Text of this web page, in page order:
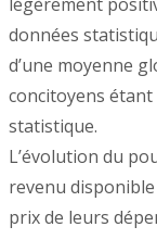
légèrement
données
d’une moyenne
concitoyens étant
statistique.
L’évolution du
revenu
prix de leurs